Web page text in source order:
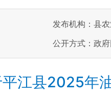
发布机构：县
公开方式：政
平江县2025年